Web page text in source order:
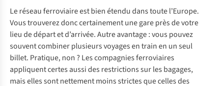
Le réseau ferroviaire est bien étendu dans toute l’Europe.
Vous trouverez donc certainement une gare près de votre
lieu de départ et d’arrivée. Autre avantage : vous pouvez
souvent combiner plusieurs voyages en train en un seul
billet. Pratique, non ? Les compagnies ferroviaires
appliquent certes aussi des restrictions sur les bagages,
mais elles sont nettement moins strictes que celles des